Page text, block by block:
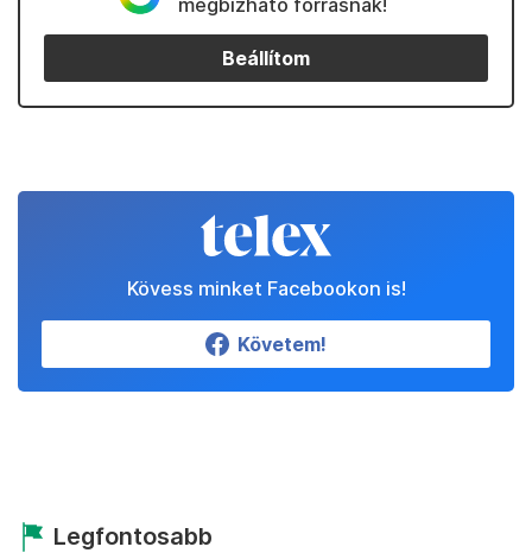
megbízható forrásnak!
Beállítom
Kövess minket Facebookon is!
Követem!
Legfontosabb